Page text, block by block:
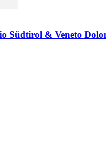
Südtirol & Veneto